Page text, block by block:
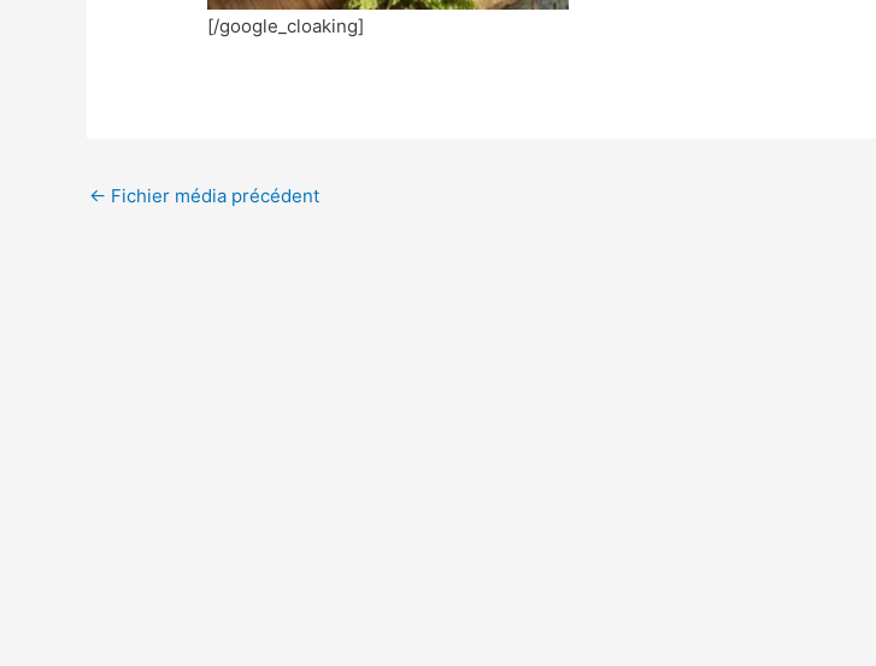
[/google_cloaking]
← Fichier média précédent